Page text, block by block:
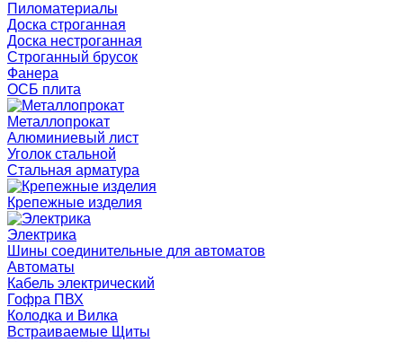
Пиломатериалы
Доска строганная
Доска нестроганная
Строганный брусок
Фанера
ОСБ плита
Металлопрокат
Алюминиевый лист
Уголок стальной
Стальная арматура
Крепежные изделия
Электрика
Шины соединительные для автоматов
Автоматы
Кабель электрический
Гофра ПВХ
Колодка и Вилка
Встраиваемые Щиты